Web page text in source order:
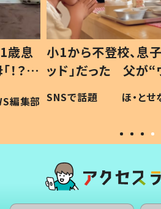
歳息
？」
編集部
小1から不登校、息
ッド」だった 父が
作り続ける理由と
#令和の子
SNSで話題 ほ・と